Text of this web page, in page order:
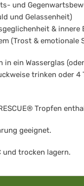
und
und Gelassenheit)
& innere
(Trost & emotionale
in ein Wasserglas
trinken oder
Tropfen
geeignet.
und trocken lagern.